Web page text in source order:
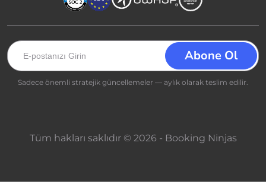
Sadece önemli stratejik güncellemeler — aylık olarak teslim edilir.
Tüm hakları saklıdır © 2026 - Booking Ninjas